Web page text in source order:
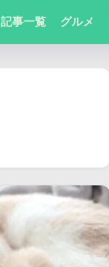
記事一覧 グルメ